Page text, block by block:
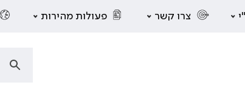
צרו קשר פעולות מהירות